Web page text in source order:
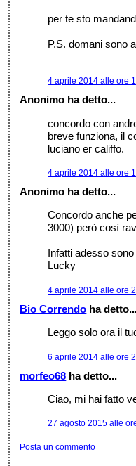
per te sto
P.S. domani sono
4 aprile 2014 alle ore
Anonimo ha detto...
concordo con
breve funziona, il
luciano er califfo.
4 aprile 2014 alle ore
Anonimo ha detto...
Concordo anche
3000) però così
Infatti adesso
Lucky
4 aprile 2014 alle ore
Bio Correndo ha
Leggo solo ora il
6 aprile 2014 alle ore
morfeo68 ha detto...
Ciao, mi hai fatto
27 agosto 2015 alle
Posta un commento